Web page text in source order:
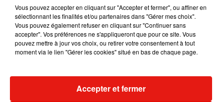
dernier, sur la plateforme YouTube.
Vous pouvez accepter en cliquant sur "Accepter et fermer", ou affiner en
sélectionnant les finalités et/ou partenaires dans "Gérer mes choix".
Vous pouvez également refuser en cliquant sur "Continuer sans
accepter". Vos préférences ne s'appliqueront que pour ce site. Vous
pouvez mettre à jour vos choix, ou retirer votre consentement à tout
moment via le lien "Gérer les cookies" situé en bas de chaque page.
Accepter et fermer